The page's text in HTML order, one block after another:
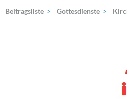
Beitragsliste > Gottesdienste >